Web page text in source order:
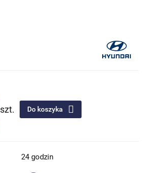
szt. Do koszyka
24 godzin